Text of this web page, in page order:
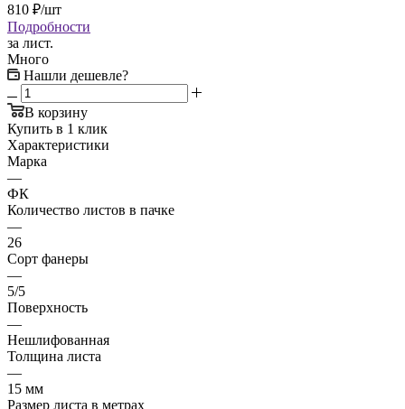
810 ₽/шт
Подробности
за лист.
Много
Нашли дешевле?
В корзину
Купить в 1 клик
Характеристики
Марка
—
ФК
Количество листов в пачке
—
26
Сорт фанеры
—
5/5
Поверхность
—
Нешлифованная
Толщина листа
—
15 мм
Размер листа в метрах